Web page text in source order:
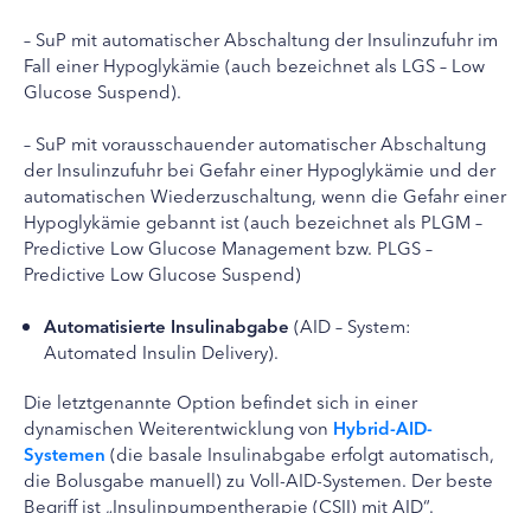
– SuP mit automatischer Abschaltung der Insulinzufuhr im
Fall einer Hypoglykämie (auch bezeichnet als LGS – Low
Glucose Suspend).
– SuP mit vorausschauender automatischer Abschaltung
der Insulinzufuhr bei Gefahr einer Hypoglykämie und der
automatischen Wiederzuschaltung, wenn die Gefahr einer
Hypoglykämie gebannt ist (auch bezeichnet als PLGM –
Predictive Low Glucose Management bzw. PLGS –
Predictive Low Glucose Suspend)
Automatisierte Insulinabgabe (AID – System:
Automated Insulin Delivery).
Die letztgenannte Option befindet sich in einer
dynamischen Weiterentwicklung von Hybrid-AID-
Systemen (die basale Insulinabgabe erfolgt automatisch,
die Bolusgabe manuell) zu Voll-AID-Systemen. Der beste
Begriff ist „Insulinpumpentherapie (CSII) mit AID“.